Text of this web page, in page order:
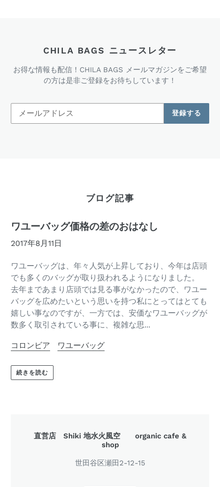
CHILA BAGS ニュースレター
お得な情報も配信！CHILA BAGS メールマガジンをご希望
の方は是非ご登録をお待ちしています！
登録する
ブログ記事
ワユーバッグ価格の差のおはなし
2017年8月11日
ワユーバッグは、年々人気が上昇しており、今年は店頭
でも多くのバッグが取り扱われるようになりました。
去年まであまり店頭では見る事がなかったので、ワユー
バッグを広めたいという思いを持つ私にとってはとても
嬉しい事なのですが、一方では、安価なワユーバッグが
数多く取引されている事に、複雑な思...
コロンビア ワユーバッグ
続きを読む
アクセス
直営店 Shiki 地水火風空 organic cafe &
shop
世田谷区瀬田2-12-15